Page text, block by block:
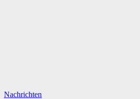
Nachrichten